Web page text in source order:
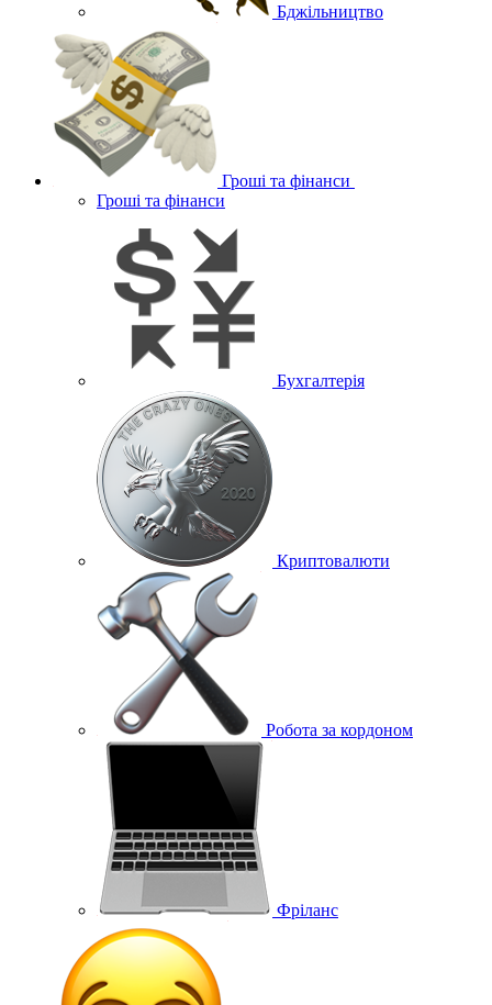
Бджільництво
Гроші та фінанси
Гроші та фінанси
Бухгалтерія
Криптовалюти
Робота за кордоном
Фріланс